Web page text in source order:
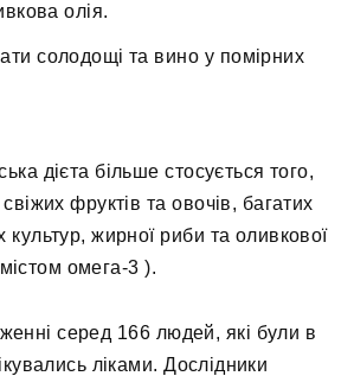
олія.
солодощі та вино у помірних
дієта більше стосується того,
фруктів та овочів, багатих
культур, жирної риби та оливкової
омега-3 ).
серед 166 людей, які були в
ліками. Дослідники